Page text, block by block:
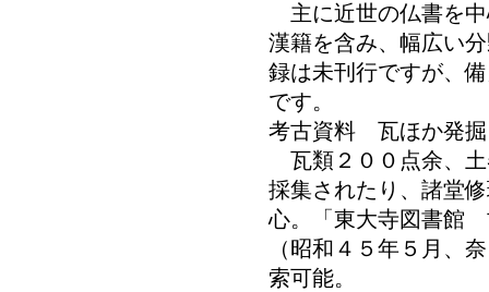
主に近世の仏書を
漢籍を含み、幅広い
録は未刊行ですが、
です。
考古資料 瓦ほか発掘
瓦類２００点余、
採集されたり、諸堂
心。「東大寺図書館
（昭和４５年５月、
索可能。